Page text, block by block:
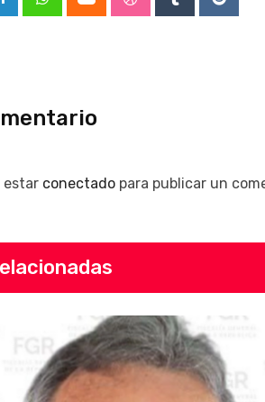
WhatsappCloud StumbleUpon
TumblrReddit
estar conectado para publicar un